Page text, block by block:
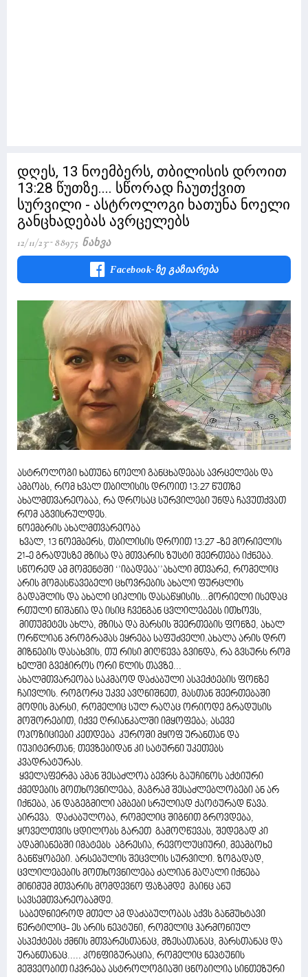
დღეს, 13 ნოემბერს, თბილისის დროით
13:28 წუთზე.... სწორად ჩაუთქვით
სურვილი - ასტროლოგი ხათუნა ნოელი
განცხადებას ავრცელებს
12/11/23 88975 Ნახვა
Facebook-Ზე Გაზიარება
ასტროლოგი ხათუნა ნოელი განცხადებას ავრცელებს და
ამბობს, რომ ხვალ თბილისის დროით 13:27 წუთზე
ახალმთვარეობაა, რა დროსაც სურვილები უნდა ჩავუთქვათ
რომ აგვისრულდეს.
ნოემბრის ახალმთვარეობა
ხვალ, 13 ნოემბერს, თბილისის დროით 13:27 -ზე მორიელის
21-ე გრადუსზე მზისა და მთვარის ზუსტი შეერთება იქნება.
სწორედ ამ მომენტში ‘’იბადება’’ახალი მთვარე, რომელიც
არის მომასწავებელი ცხოვრების ახალი ფურცლის
გადაშლის და ახალი ციკლის დასაწყისის...მორიელი ისედაც
რთული ნიშანია და ისიც ჩვენგან ცვლილებებს ითხოვს,
მითუმეტეს ახლა, მზისა და მარსის შეერთების ფონზე, ახალ
ორწლიან პროგრამას ეყრება საფუძველი.ახალა არის დრო
მიზნების დასახვის, თუ რისი მიღწევა გვინდა, რა გვსურს რომ
ხელში გვეჭიროს ორი წლის თავზე...
ახალმთვარეობა საკმაოდ დაძაბული ასპექტების ფონზე
ჩაივლის. როგორც უკვე ავღნიშნეთ, მასთან შეერთებაში
მოდის მარსი, რომელიც სულ რაღაც ორიოდე გრადუსის
მოშორებით, იქვე ღრიანკალში იმყოფება; ასევე
ოპოზიციები კეთდება კუროში მყოფ ურანთან და
იუპიტერთან; თევზებიდან კი სატურნი უკეთებს
კვადრატურას.
ყველაფერმა ამან შესაძლოა ბევრს გაუჩინოს აქტიური
ქმედების მოთხოვნილება, მაგრამ შესაძლებლობები ან არ
იქნება, ან დაგეგმილი ამბები სრულიად ქაოტურად წავა.
აირევა. დაძაბულობა, რომელიც შიგნით გროვდება,
ყოველთვის ცდილობს გარეთ გამოღწევას, შედეგად კი
ადამიანებში იმატებს აგრესია, რევოლუციური, მეამბოხე
განწყობები. არსებულის შეცვლის სურვილი. ზოგადად,
ცვლილებების მოთხოვნილება ძალიან მაღალი იქნება
მინიმუმ მთვარის მომდევნო ფაზამდე მაინც ანუ
სავსემთვარეობამდე.
საბედნიეროდ მთელ ამ დაძაბულობას აქვს განმუხტავი
წერტილიც- ეს არის ნეპტუნი, რომელიც ჰარმონიულ
ასპექტებს ქმნის მთვარესთანაც, მზესათანაც, მარსთანაც და
ურანთანაც..... კონფიგურაცია, რომელიც ნეპტუნის
მეშვეობით იკვრება ასტროლოგიაში ცნობილია სინთეზური